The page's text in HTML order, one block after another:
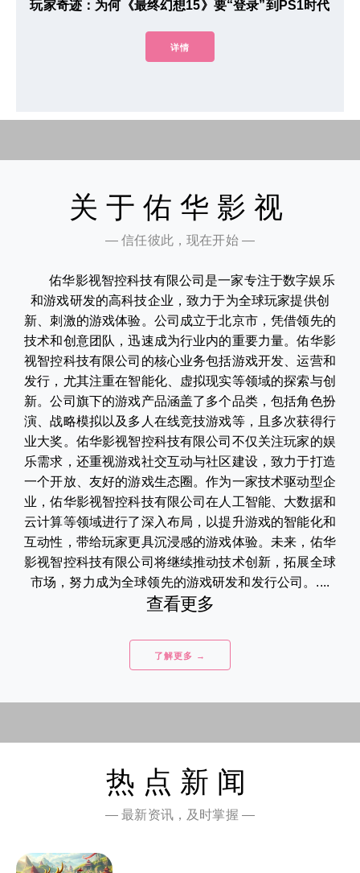
玩家奇迹：为何《最终幻想15》要“登录”到PS1时代
详情
关于佑华影视
— 信任彼此，现在开始 —
佑华影视智控科技有限公司是一家专注于数字娱乐
和游戏研发的高科技企业，致力于为全球玩家提供创
新、刺激的游戏体验。公司成立于北京市，凭借领先的
技术和创意团队，迅速成为行业内的重要力量。佑华影
视智控科技有限公司的核心业务包括游戏开发、运营和
发行，尤其注重在智能化、虚拟现实等领域的探索与创
新。公司旗下的游戏产品涵盖了多个品类，包括角色扮
演、战略模拟以及多人在线竞技游戏等，且多次获得行
业大奖。佑华影视智控科技有限公司不仅关注玩家的娱
乐需求，还重视游戏社交互动与社区建设，致力于打造
一个开放、友好的游戏生态圈。作为一家技术驱动型企
业，佑华影视智控科技有限公司在人工智能、大数据和
云计算等领域进行了深入布局，以提升游戏的智能化和
互动性，带给玩家更具沉浸感的游戏体验。未来，佑华
影视智控科技有限公司将继续推动技术创新，拓展全球
市场，努力成为全球领先的游戏研发和发行公司。....
查看更多
了解更多 →
热点新闻
— 最新资讯，及时掌握 —